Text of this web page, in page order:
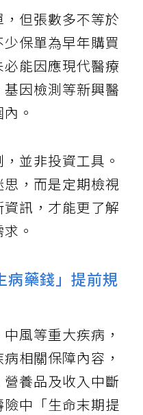
但張數多不等於
保單為早年購買
能因應現代醫療
因檢測等新興醫
。
並非投資工具。
，而是定期檢視
訊，才能更了解
。
病藥錢」提前規
風等重大疾病，
相關保障內容，
養品及收入中斷
中「生命末期提